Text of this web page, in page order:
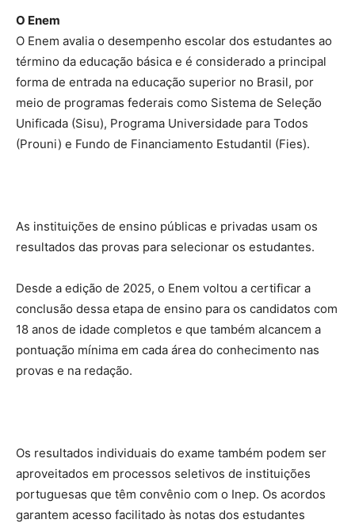
O Enem
O Enem avalia o desempenho escolar dos estudantes ao
término da educação básica e é considerado a principal
forma de entrada na educação superior no Brasil, por
meio de programas federais como Sistema de Seleção
Unificada (Sisu), Programa Universidade para Todos
(Prouni) e Fundo de Financiamento Estudantil (Fies).
As instituições de ensino públicas e privadas usam os
resultados das provas para selecionar os estudantes.
Desde a edição de 2025, o Enem voltou a certificar a
conclusão dessa etapa de ensino para os candidatos com
18 anos de idade completos e que também alcancem a
pontuação mínima em cada área do conhecimento nas
provas e na redação.
Os resultados individuais do exame também podem ser
aproveitados em processos seletivos de instituições
portuguesas que têm convênio com o Inep. Os acordos
garantem acesso facilitado às notas dos estudantes